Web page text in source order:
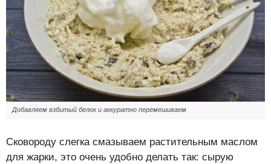
Добавляем взбитый белок и аккуратно перемешиваем
Сковороду слегка смазываем растительным маслом
для жарки, это очень удобно делать так: сырую